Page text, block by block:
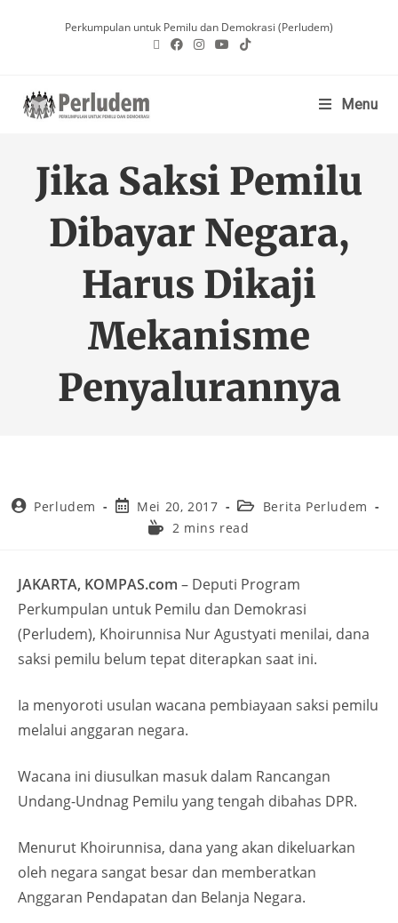
Perkumpulan untuk Pemilu dan Demokrasi (Perludem)
Menu
Jika Saksi Pemilu
Dibayar Negara,
Harus Dikaji
Mekanisme
Penyalurannya
Perludem Mei 20, 2017
Berita Perludem
2 mins read
JAKARTA, KOMPAS.com – Deputi Program
Perkumpulan untuk Pemilu dan Demokrasi
(Perludem), Khoirunnisa Nur Agustyati menilai, dana
saksi pemilu belum tepat diterapkan saat ini.
Ia menyoroti usulan wacana pembiayaan saksi pemilu
melalui anggaran negara.
Wacana ini diusulkan masuk dalam Rancangan
Undang-Undnag Pemilu yang tengah dibahas DPR.
Menurut Khoirunnisa, dana yang akan dikeluarkan
oleh negara sangat besar dan memberatkan
Anggaran Pendapatan dan Belanja Negara.